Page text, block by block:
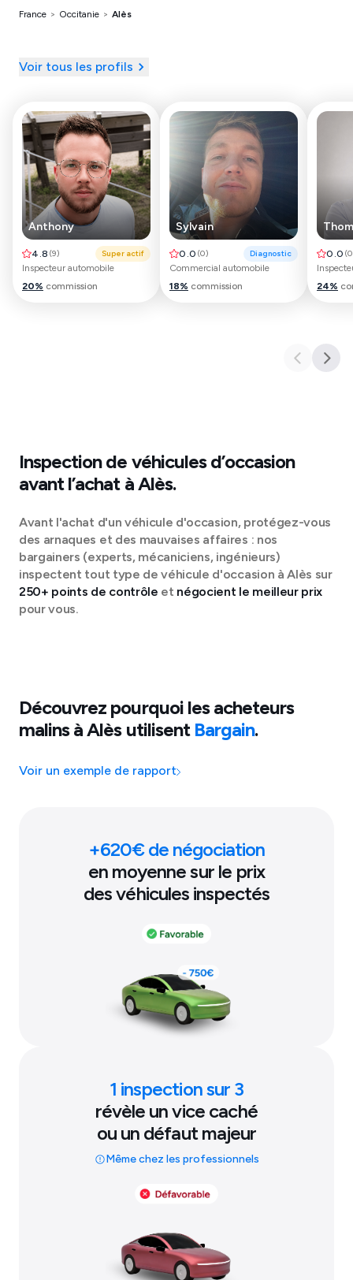
France > Occitanie > Alès
Voir tous les profils
Anthony
4.8 (9) Super actif
Inspecteur automobile
20% commission
Sylvain
0.0 (0) Diagnostic
Commercial automobile
18% commission
0.0 (0
24%
Inspection de véhicules d’occasion
avant l’achat àAlès.
Avant l'achat d'un véhicule d'occasion, protégez-vous
des arnaques et des mauvaises affaires : nos
bargainers (experts, mécaniciens, ingénieurs)
inspectent tout type de véhicule d'occasion à Alès sur
250+ points de contrôle et négocient le meilleur prix
pour vous.
Découvrez pourquoi les acheteurs
malins àAlèsutilisent Bargain.
Voir un exemple de rapport
+620€ de négociation
en moyenne sur le prix
des véhicules inspectés
1 inspection sur 3
révèle un vice caché
ou un défaut majeur
Même chez les professionnels